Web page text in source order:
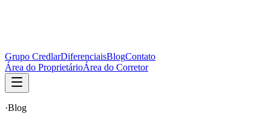
Grupo CredlarDiferenciaisBlogContato
Área do ProprietárioÁrea do Corretor
·Blog